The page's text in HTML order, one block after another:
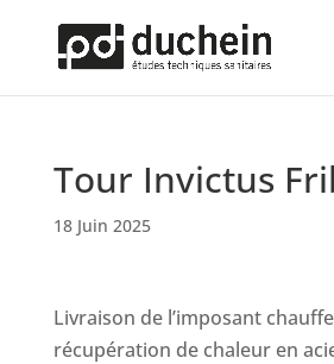
Tour Invictus
18 Juin 2025
Livraison de l’imposant
récupération de chaleur en